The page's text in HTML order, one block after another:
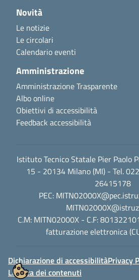
Novità
Le notizie
Le circolari
Calendario eventi
Amministrazione
Amministrazione Trasparente
Albo online
Obiettivi di accessibilità
Feedback accessibilità
Istituto Tecnico Statale Pier Paolo
15 - 20134 Milano (MI) - Tel.
26415178
PEC:
C.M: MITN02000X - C.F:
fatturazione elettronica
Dichiarazione di accessibilitàPrivacy
Licenza dei contenuti